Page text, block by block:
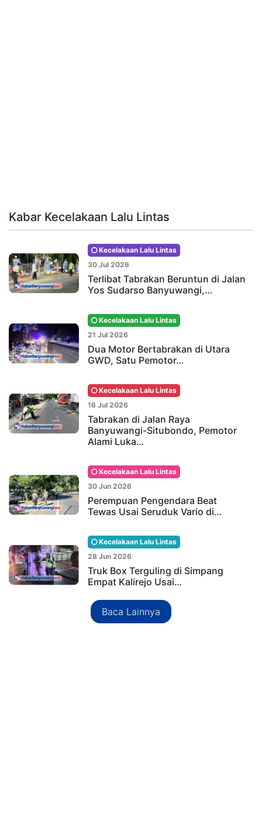
Kabar Kecelakaan Lalu Lintas
Kecelakaan Lalu Lintas
30 Jul 2026
Terlibat Tabrakan Beruntun di Jalan
Yos Sudarso Banyuwangi,…
Kecelakaan Lalu Lintas
21 Jul 2026
Dua Motor Bertabrakan di Utara
GWD, Satu Pemotor…
Kecelakaan Lalu Lintas
16 Jul 2026
Tabrakan di Jalan Raya
Banyuwangi-Situbondo, Pemotor
Alami Luka…
Kecelakaan Lalu Lintas
30 Jun 2026
Perempuan Pengendara Beat
Tewas Usai Seruduk Vario di…
Kecelakaan Lalu Lintas
28 Jun 2026
Truk Box Terguling di Simpang
Empat Kalirejo Usai…
Baca Lainnya